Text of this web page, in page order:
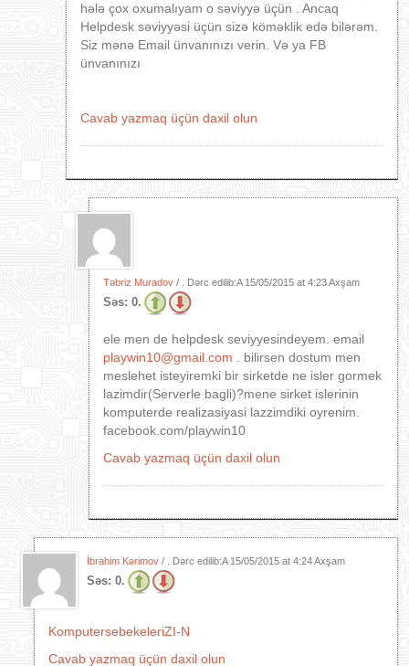
hələ çox oxumalıyam o səviyyə üçün . Ancaq
Helpdesk səviyyəsi üçün sizə köməklik edə bilərəm.
Siz mənə Email ünvanınızı verin. Və ya FB
ünvanınızı
Cavab yazmaq üçün daxil olun
Təbriz Muradov / . Dərc edilib:A 15/05/2015 at 4:23 Axşam
Səs: 0.
ele men de helpdesk seviyyesindeyem. email
playwin10@gmail.com . bilirsen dostum men
meslehet isteyiremki bir sirketde ne isler gormek
lazimdir(Serverle bagli)?mene sirket islerinin
komputerde realizasiyasi lazzimdiki oyrenim.
facebook.com/playwin10
Cavab yazmaq üçün daxil olun
İbrahim Kərimov / . Dərc edilib:A 15/05/2015 at 4:24 Axşam
Səs: 0.
KomputersebekeleriZI-N
Cavab yazmaq üçün daxil olun